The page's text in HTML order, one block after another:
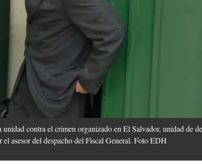
unidad contra el crimen organizado en El Salvador, unidad de
el asesor del despacho del Fiscal General. Foto EDH